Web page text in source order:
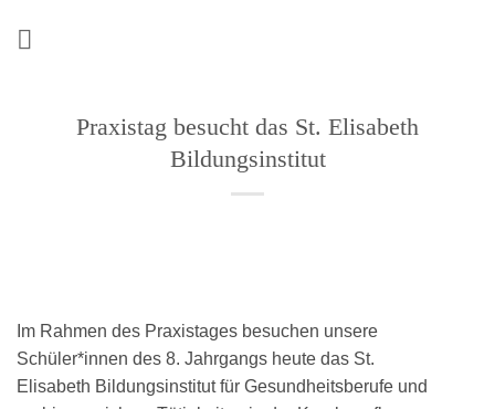
Praxistag besucht das St. Elisabeth
Bildungsinstitut
Im Rahmen des Praxistages besuchen unsere
Schüler*innen des 8. Jahrgangs heute das St.
Elisabeth Bildungsinstitut für Gesundheitsberufe und